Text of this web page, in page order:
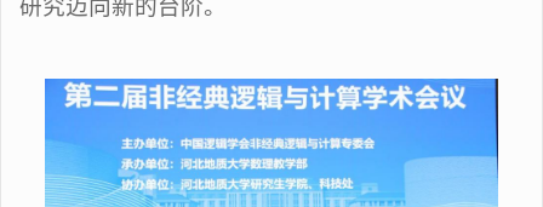
研究迈向新的台阶。